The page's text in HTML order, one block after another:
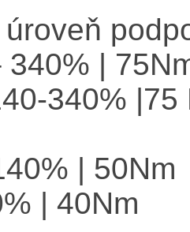
340% |
340%
| 50Nm
| 40Nm